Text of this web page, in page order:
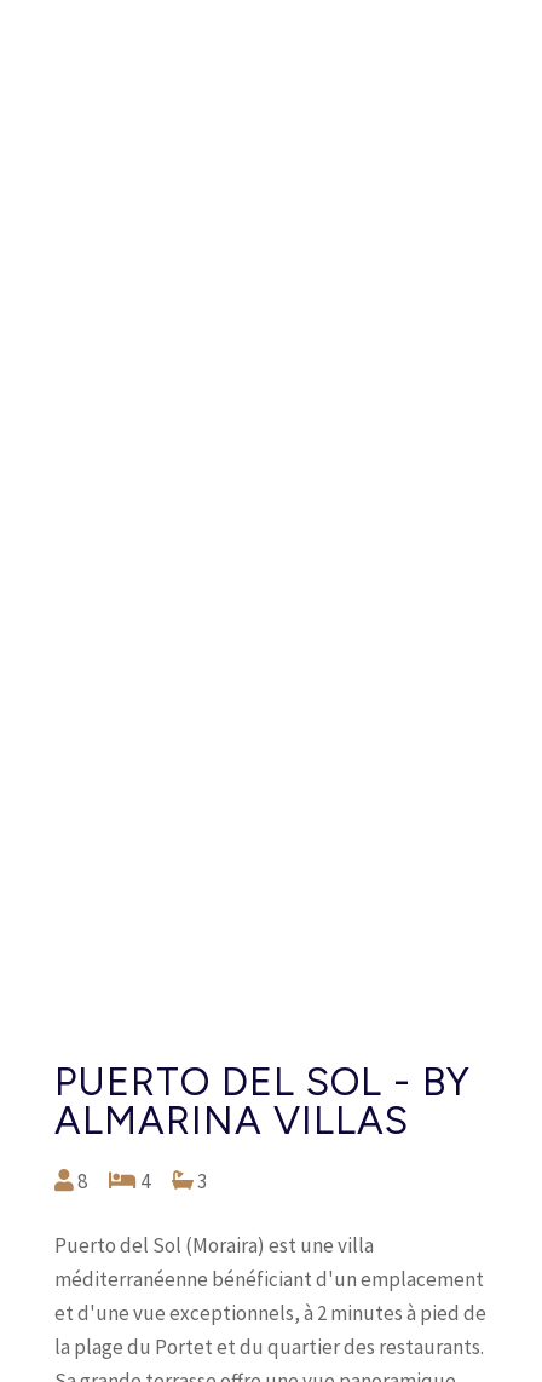
PUERTO DEL SOL - BY
ALMARINA VILLAS
8 4 3
Puerto del Sol (Moraira) est une villa
méditerranéenne bénéficiant d'un emplacement
et d'une vue exceptionnels, à 2 minutes à pied de
la plage du Portet et du quartier des restaurants.